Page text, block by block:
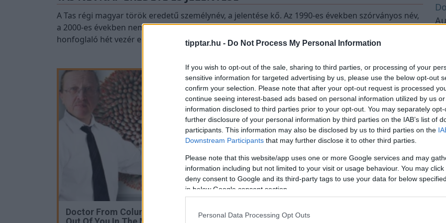
tipptar.hu - Do Not Process My Personal Information
If you wish to opt-out of the sale, sharing to third parties, or processing of your
sensitive information for targeted advertising by us, please use the below opt-out
confirm your selection. Please note that after your opt-out request is processed
continue seeing interest-based ads based on personal information utilized by us
information disclosed to third parties prior to your opt-out. You may separately
further disclosure of your personal information by third parties on the IAB’s list of
participants. This information may also be disclosed by us to third parties on the
Downstream Participants that may further disclose it to other third parties.
Please note that this website/app uses one or more Google services and may
information including but not limited to your visit or usage behaviour. You may
deny consent to Google and its third-party tags to use your data for below
in below Google consent section.
Personal Data Processing Opt Outs
A Tas régi magyar török eredetű személynév, a jelentése kő. Az 1990-es években szórványos név,
a 2000-es években nem szerepel a 100 leggyakoribb férfi név között.Ezt a nevet viselte a
honfoglaló hét vezér egyike.
Doctor From Columbus: Worms Come
Fungus Dries Up And Falls Off After